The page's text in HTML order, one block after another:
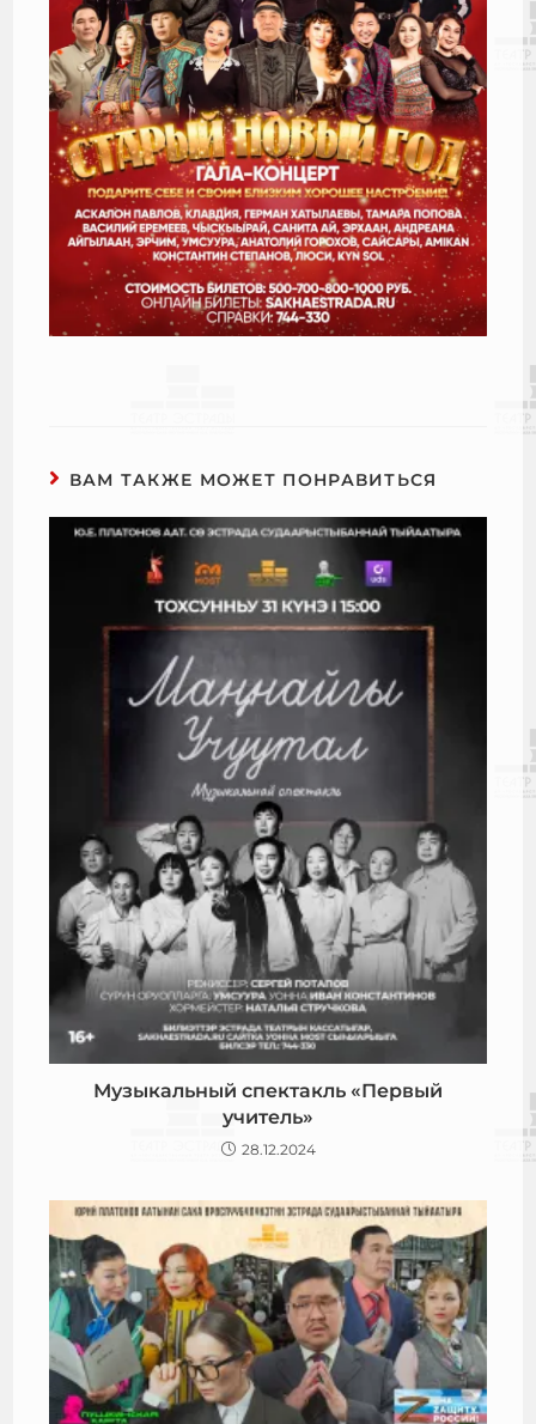
ВАМ ТАКЖЕ МОЖЕТ ПОНРАВИТЬСЯ
Музыкальный спектакль «Первый
учитель»
28.12.2024